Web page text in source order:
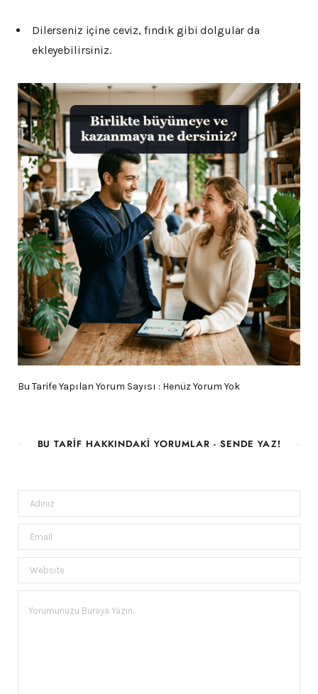
Dilerseniz içine ceviz, fındık gibi dolgular da
ekleyebilirsiniz.
Bu Tarife Yapılan Yorum Sayısı : Henüz Yorum Yok
BU TARIF HAKKINDAKI YORUMLAR - SENDE YAZ!